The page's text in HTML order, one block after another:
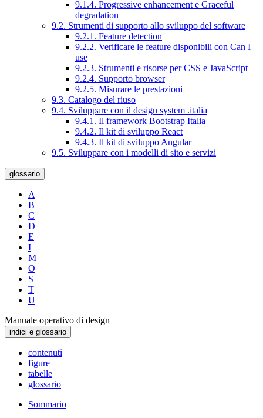
9.1.4. Progressive enhancement e Graceful
degradation
9.2. Strumenti di supporto allo sviluppo del software
9.2.1. Feature detection
9.2.2. Verificare le feature disponibili con Can I
use
9.2.3. Strumenti e risorse per CSS e JavaScript
9.2.4. Supporto browser
9.2.5. Misurare le prestazioni
9.3. Catalogo del riuso
9.4. Sviluppare con il design system .italia
9.4.1. Il framework Bootstrap Italia
9.4.2. Il kit di sviluppo React
9.4.3. Il kit di sviluppo Angular
9.5. Sviluppare con i modelli di sito e servizi
glossario
A
B
C
D
E
I
M
O
S
T
U
Manuale operativo di design
indici e glossario
contenuti
figure
tabelle
glossario
Sommario